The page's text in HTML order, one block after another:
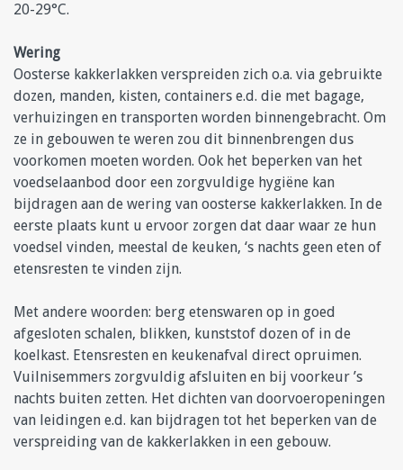
20-29°C.
Wering
Oosterse kakkerlakken verspreiden zich o.a. via gebruikte
dozen, manden, kisten, containers e.d. die met bagage,
verhuizingen en transporten worden binnengebracht. Om
ze in gebouwen te weren zou dit binnenbrengen dus
voorkomen moeten worden. Ook het beperken van het
voedselaanbod door een zorgvuldige hygiëne kan
bijdragen aan de wering van oosterse kakkerlakken. In de
eerste plaats kunt u ervoor zorgen dat daar waar ze hun
voedsel vinden, meestal de keuken, ‘s nachts geen eten of
etensresten te vinden zijn.
Met andere woorden: berg etenswaren op in goed
afgesloten schalen, blikken, kunststof dozen of in de
koelkast. Etensresten en keukenafval direct opruimen.
Vuilnisemmers zorgvuldig afsluiten en bij voorkeur ’s
nachts buiten zetten. Het dichten van doorvoeropeningen
van leidingen e.d. kan bijdragen tot het beperken van de
verspreiding van de kakkerlakken in een gebouw.